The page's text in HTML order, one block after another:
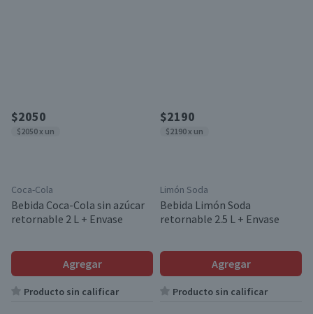
$2050
$2050 x un
Coca-Cola
Bebida Coca-Cola sin azúcar
retornable 2 L + Envase
Agregar
Producto sin calificar
$2190
$2190 x un
Limón Soda
Bebida Limón Soda
retornable 2.5 L + Envase
Agregar
Producto sin calificar